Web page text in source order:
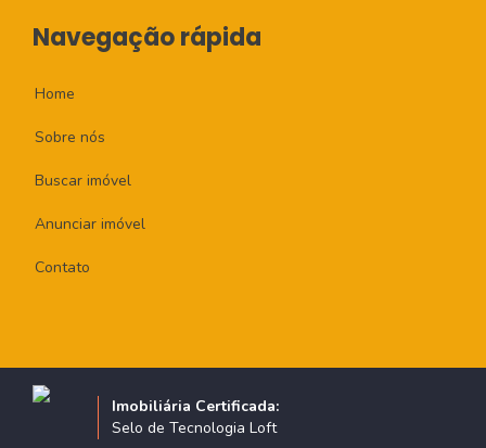
Navegação rápida
Home
Sobre nós
Buscar imóvel
Anunciar imóvel
Contato
Imobiliária Certificada:
Selo de Tecnologia Loft